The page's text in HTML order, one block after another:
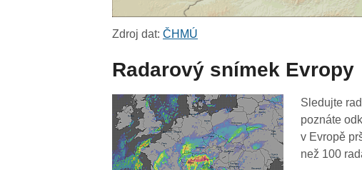
Zdroj dat:ČHMÚ
Radarový snímek Evropy
Sledujte
poznáte
v Evropě
než 100